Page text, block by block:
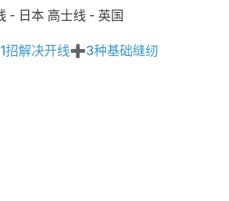
- 日本 高士线 - 英国
招解决开线➕3种基础缝纫